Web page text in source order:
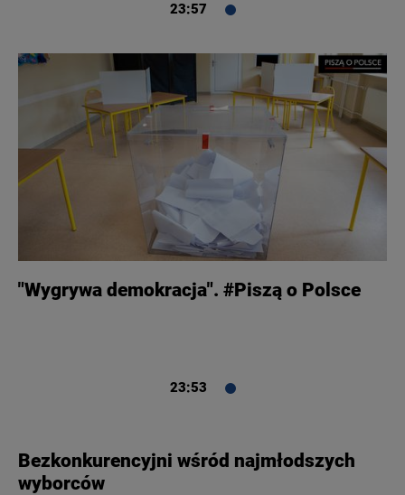
23:57
"Wygrywa demokracja". #Piszą o Polsce
23:53
Bezkonkurencyjni wśród najmłodszych
wyborców